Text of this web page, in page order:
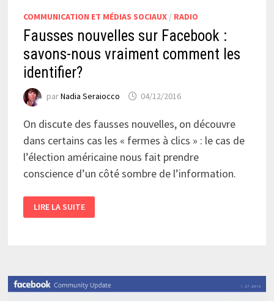
COMMUNICATION ET MÉDIAS SOCIAUX/ RADIO
Fausses nouvelles sur Facebook :
savons-nous vraiment comment les
identifier?
parNadia Seraiocco 04/12/2016
On discute des fausses nouvelles, on découvre
dans certains cas les « fermes à clics » : le cas de
l’élection américaine nous fait prendre
conscience d’un côté sombre de l’information.
NOUVELLES
SUR
LES
IDENTIFIER?
LIRE LA SUITE